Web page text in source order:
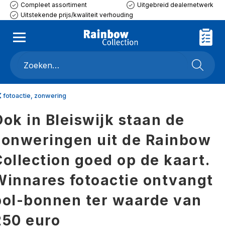
Compleet assortiment
Uitgebreid dealernetwerk
Uitstekende prijs/kwaliteit verhouding
fotoactie, zonwering
in Bleiswijk staan de
uit de Rainbow
goed op de kaart.
fotoactie ontvangt
bonnen ter waarde van
euro